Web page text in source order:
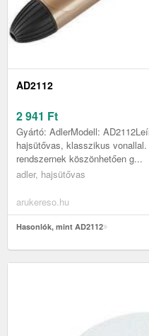
AD2112
2 941 Ft
Gyártó: AdlerModell:
hajsütővas, klasszikus
rendszernek köszönhetően g...
adler, hajsütővas
arukereso.hu
Hasonlók, mint AD2112